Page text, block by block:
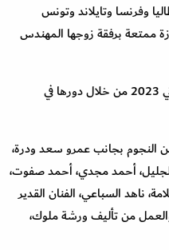
وفرنسا وتايلاند وتونس
ممتعة برفقة زوجها المهندس
يذكر أن درة شاركت في السباق الرمضاني 2023 من خلال دورها في
النجوم بجانب عمرو سعد ودرة،
أحمد مجدي، أحمد صفوت،
ناهد السباعي، الفنان القدير
من تأليف ورشة ملوك،